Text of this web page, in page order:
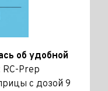
об удобной
RC-Prep
с дозой 9